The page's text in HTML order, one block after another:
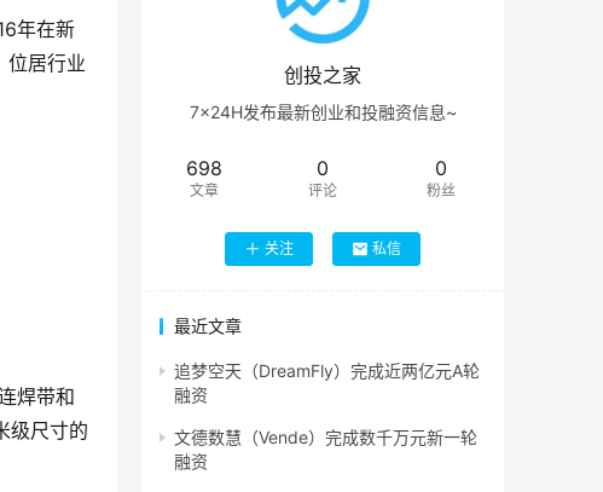
年在新
位居行业
焊带和
级尺寸的
创投之家
7×24H发布最新创业和投融资信息~
698
文章
0
评论
0
粉丝
关注 私信
最近文章
追梦空天（DreamFly）完成近两亿元A轮
融资
文德数慧（Vende）完成数千万元新一轮
融资